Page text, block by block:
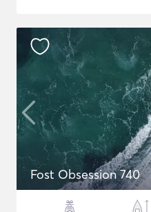
Fost Obsession 740